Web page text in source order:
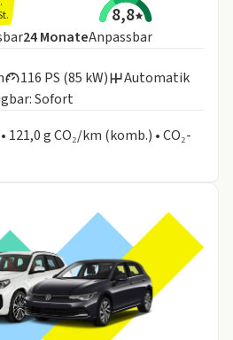
8,8
Laufzeit
24MonateAnpassbar
116 PS (85 kW)
Automatik
Sofort
g CO₂/km (komb.) • CO₂-